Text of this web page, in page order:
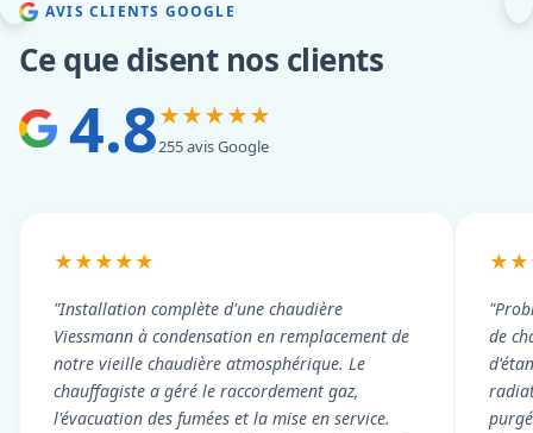
AVIS CLIENTS GOOGLE
Ce que disent nos clients
4.8★★★★★
255 avis Google
★★★★★
"Installation complète d'une chaudière
Viessmann à condensation en remplacement de
notre vieille chaudière atmosphérique. Le
chauffagiste a géré le raccordement gaz,
l'évacuation des fumées et la mise en service.
de